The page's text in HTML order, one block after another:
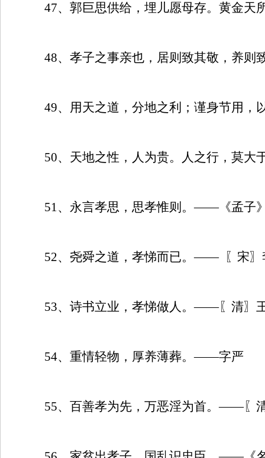
47、郭巨思供给，埋儿愿母存。黄金
48、孝子之事亲也，居则致其敬，养
49、用天之道，分地之利；谨身节用
50、天地之性，人为贵。人之行，莫
51、永言孝思，思孝惟则。——《孟子
52、尧舜之道，孝悌而已。—— 〖宋
53、诗书立业，孝悌做人。——〖清〗
54、重情轻物，厚养薄葬。——字严
55、百善孝为先，万恶淫为首。——〖